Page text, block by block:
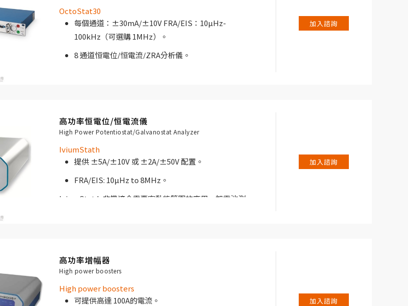
OctoStat30
每個通道：±30mA/±10V FRA/EIS：10µHz-
100kHz（可選購 1MHz）。
8 通道恒電位/恒電流/ZRA分析儀。
該儀器專為多電池長時間並行測量的應用而設計，例如電池/
燃料電池測試、電極開發、生物技術和腐蝕。
加入諮詢
高功率恒電位/恒電流儀
High Power Potentiostat/Galvanostat Analyzer
IviumStath
提供 ±5A/±10V 或 ±2A/±50V 配置。
FRA/EIS: 10µHz to 8MHz。
IviumStat.h 非常適合需要寬動態範圍的應用，如電池測
加入諮詢
高功率增幅器
High power boosters
High power boosters
可提供高達 100A的電流。
加入諮詢